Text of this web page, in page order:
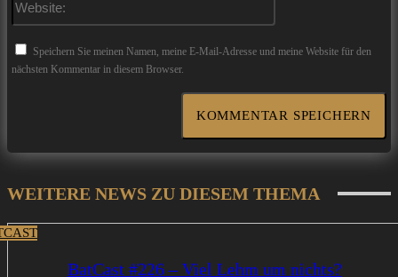
Speichern Sie meinen Namen, meine E-Mail-Adresse und meine Website für den
nächsten Kommentar in diesem Browser.
WEITERE NEWS ZU DIESEM THEMA
BatCast #226 – Viel Lehm um nichts?